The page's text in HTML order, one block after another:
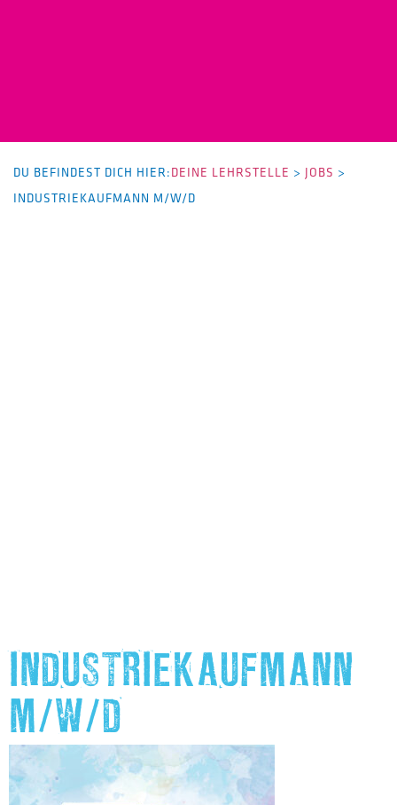
DU BEFINDEST DICH HIER:DEINE LEHRSTELLE > JOBS >
INDUSTRIEKAUFMANN M/W/D
INDUSTRIEKAUFMANN
M/W/D